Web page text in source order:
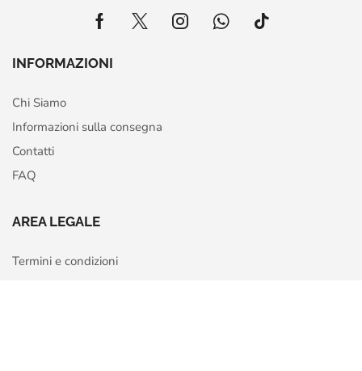
INFORMAZIONI
Chi Siamo
Informazioni sulla consegna
Contatti
FAQ
AREA LEGALE
Termini e condizioni